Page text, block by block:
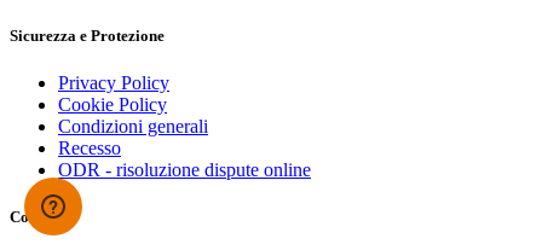
Sicurezza e Protezione
Privacy Policy
Cookie Policy
Condizioni generali
Recesso
ODR - risoluzione dispute online
Contatti